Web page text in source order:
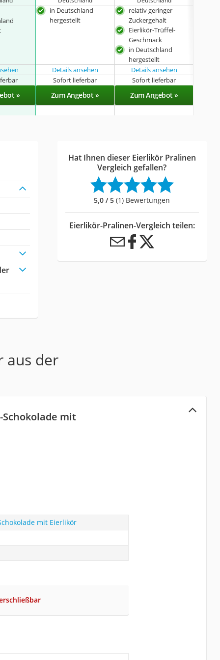
in Deutschland
hergestellt
relativ geringer
Zuckergehalt
Eierlikör-Trüffel-
Geschmack
in Deutschland
hergestellt
Details ansehen
Details ansehen
Sofort lieferbar Sofort lieferbar
» Zum Angebot » Zum Angebot »
Hat Ihnen dieser Eierlikör Pralinen
Vergleich gefallen?
5,0 / 5 (1) Bewertungen
Eierlikör-Pralinen-Vergleich teilen:
aus der
mit
mit Eierlikör